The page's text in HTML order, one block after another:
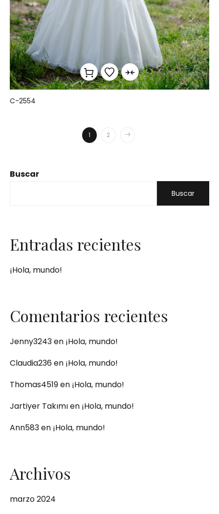
Buscar
Buscar
Entradas recientes
¡Hola, mundo!
Comentarios recientes
Jenny3243en ¡Hola, mundo!
Claudia236en ¡Hola, mundo!
Thomas4519en ¡Hola, mundo!
Jartiyer Takımıen ¡Hola, mundo!
Ann583en ¡Hola, mundo!
Archivos
marzo 2024
C-2554
1 2